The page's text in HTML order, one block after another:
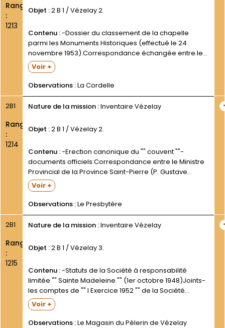
Rang
:
1213
Objet :2 B 1 / Vézelay 2.
Contenu :-Dossier du classement de la chapelle
parmi les Monuments Historiques (effectué le 24
novembre 1953).Correspondance échangée entre:le
Préfet de l Yonne;M. André BARBIER- député des
Vosges- Président de l Association "" Les Amis de la
Cordelle de Vézelay ""- père...
Voir +
Observations :La Cordelle
2B1
Rang
:
1214
Nature de la mission :Inventaire Vézelay
Objet :2 B 1 / Vézelay 2.
Contenu :-Erection canonique du "" couvent ""-
documents officiels:Correspondance entre le Ministre
Provincial de la Province Saint-Pierre (P. Gustave
BOULEZ) et l Archevêque de Sens (Mgr Frédéric
LAMY);rescrit de la Congrégation romaine des
Religieux- contresigné par le Vicaire Général OFM(17
Voir +
Observations :Le Presbytère
2B1
Rang
:
1215
Nature de la mission :Inventaire Vézelay
Objet :2 B 1 / Vézelay 3.
Contenu :-Statuts de la Société à responsabilité
limitée "" Sainte Madeleine "" (1er octobre 1948)Joints-
les comptes de "" l Exercice 1952 "" de la Société
(présentation brève et sommaire)- et l inventaire
dactylographié du mobilier de la "" Maison Sainte-
Croix...
Voir +
Observations :Le Magasin du Pèlerin de Vézelay